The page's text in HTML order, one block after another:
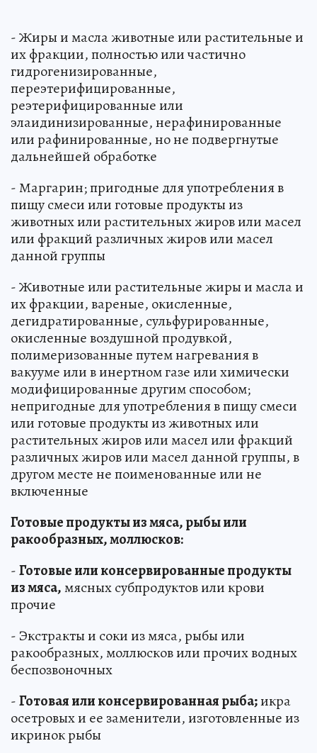
- Жиры и масла животные или растительные и
их фракции, полностью или частично
гидрогенизированные,
переэтерифицированные,
реэтерифицированные или
элаидинизированные, нерафинированные
или рафинированные, но не подвергнутые
дальнейшей обработке
- Маргарин; пригодные для употребления в
пищу смеси или готовые продукты из
животных или растительных жиров или масел
или фракций различных жиров или масел
данной группы
- Животные или растительные жиры и масла и
их фракции, вареные, окисленные,
дегидратированные, сульфурированные,
окисленные воздушной продувкой,
полимеризованные путем нагревания в
вакууме или в инертном газе или химически
модифицированные другим способом;
непригодные для употребления в пищу смеси
или готовые продукты из животных или
растительных жиров или масел или фракций
различных жиров или масел данной группы, в
другом месте не поименованные или не
включенные
Готовые продукты из мяса, рыбы или
ракообразных, моллюсков:
-Готовые или консервированные продукты
из мяса,мясных субпродуктов или крови
прочие
- Экстракты и соки из мяса, рыбы или
ракообразных, моллюсков или прочих водных
беспозвоночных
-Готовая или консервированная рыба;икра
осетровых и ее заменители, изготовленные из
икринок рыбы